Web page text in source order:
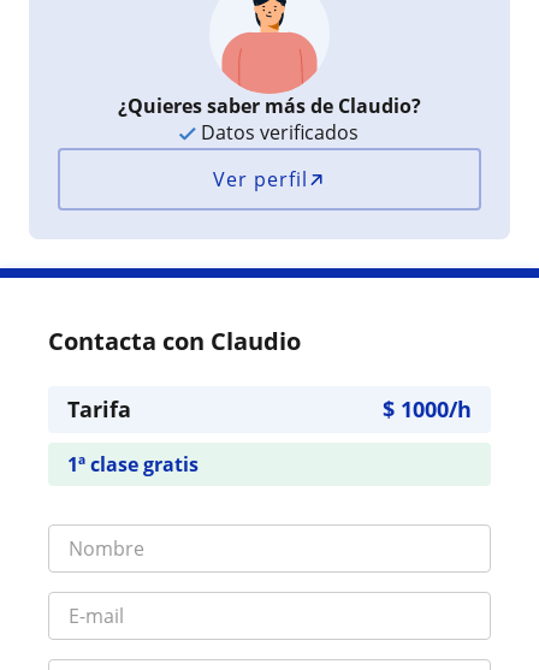
¿Quieres saber más de Claudio?
Datos verificados
Ver perfil
Contacta con Claudio
Tarifa $ 1000/h
1ª clase gratis